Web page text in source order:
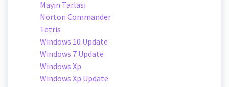
Mayın Tarlası
Norton Commander
Tetris
Windows 10 Update
Windows 7 Update
Windows Xp
Windows Xp Update